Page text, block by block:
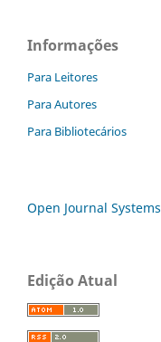
Informações
Para Leitores
Para Autores
Para Bibliotecários
Open Journal Systems
Edição Atual